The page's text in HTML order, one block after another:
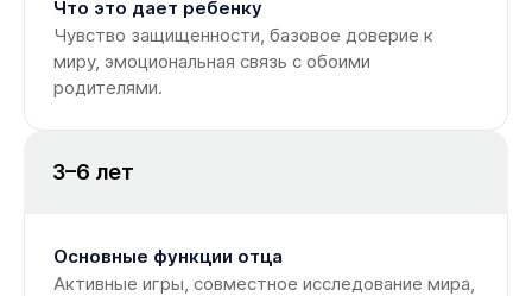
Что это дает ребенку
Чувство защищенности, базовое доверие к
миру, эмоциональная связь с обоими
родителями.
3–6 лет
Основные функции отца
Активные игры, совместное исследование мира,